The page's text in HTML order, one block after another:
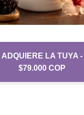
ADQUIERE LA TUYA -
$79.000 COP